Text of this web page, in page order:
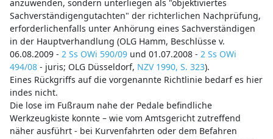
anzuwenden, sondern unterliegen als "objektiviertes
Sachverständigengutachten" der richterlichen Nachprüfung,
erforderlichenfalls unter Anhörung eines Sachverständigen
in der Hauptverhandlung (OLG Hamm, Beschlüsse v.
06.08.2009 - 2 Ss OWi 590/09und 01.07.2008 - 2 Ss OWi
494/08- juris; OLG Düsseldorf, NZV 1990, S. 323).
Eines Rückgriffs auf die vorgenannte Richtlinie bedarf es hier
indes nicht.
Die lose im Fußraum nahe der Pedale befindliche
Werkzeugkiste konnte – wie vom Amtsgericht zutreffend
näher ausführt - bei Kurvenfahrten oder dem Befahren